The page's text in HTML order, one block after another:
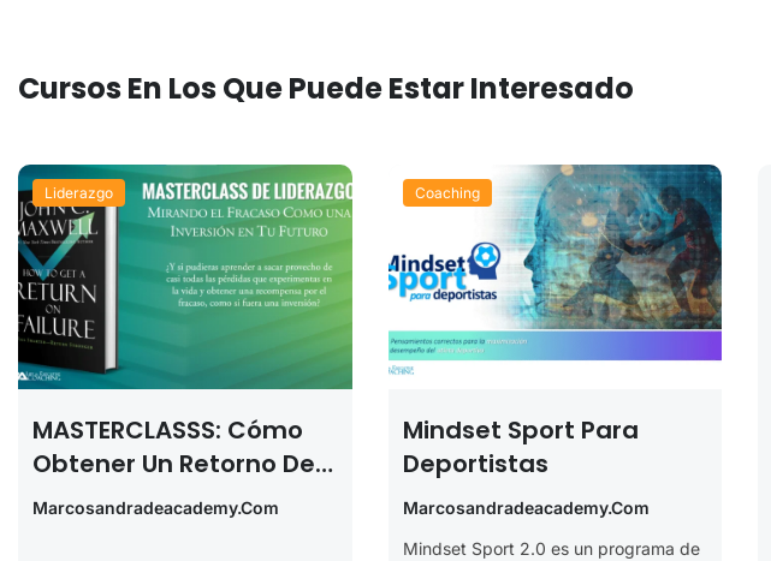
Cursos En Los Que Puede Estar Interesado
Liderazgo
MASTERCLASSS: Cómo
Obtener Un Retorno De
La Inversión
Marcosandradeacademy.com
Coaching
Mindset Sport Para
Deportistas
Marcosandradeacademy.com
Mindset Sport 2.0 es un programa de